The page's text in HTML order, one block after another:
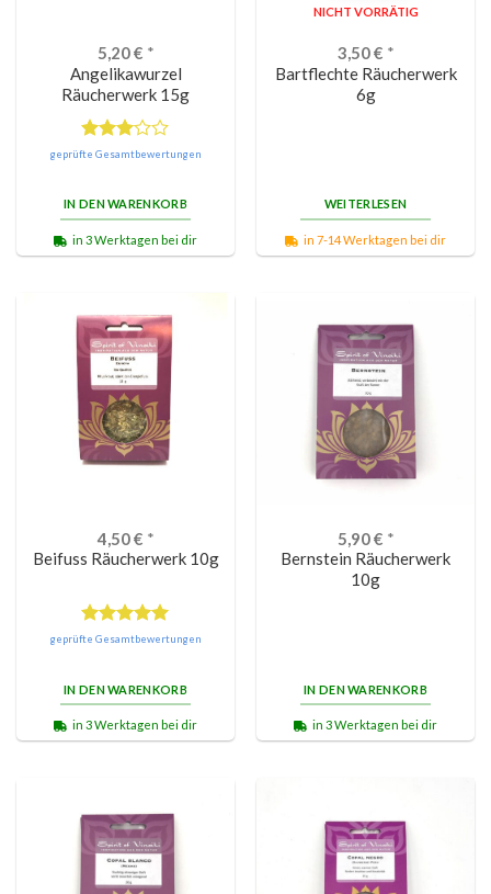
5,20€ *
Angelikawurzel
Räucherwerk 15g
Bewertet
von 5
geprüfte Gesamtbewertungen
IN DEN WARENKORB
in 3 Werktagen bei dir
NICHT VORRÄTIG
3,50€ *
Bartflechte Räucherwerk
6g
WEITERLESEN
in 7-14 Werktagen bei dir
4,50€ *
Beifuss Räucherwerk 10g
Bewertet
geprüfte Gesamtbewertungen
IN DEN WARENKORB
in 3 Werktagen bei dir
5,90€ *
Bernstein Räucherwerk
10g
IN DEN WARENKORB
in 3 Werktagen bei dir